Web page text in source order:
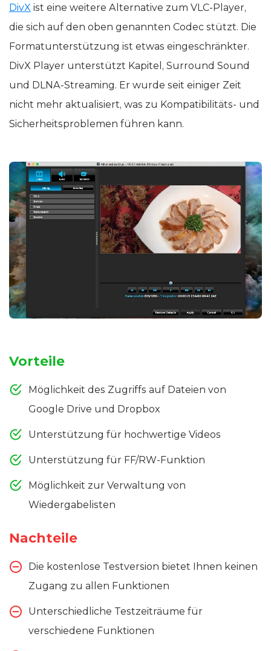
DivX ist eine weitere Alternative zum VLC-Player,
die sich auf den oben genannten Codec stützt. Die
Formatunterstützung ist etwas eingeschränkter.
DivX Player unterstützt Kapitel, Surround Sound
und DLNA-Streaming. Er wurde seit einiger Zeit
nicht mehr aktualisiert, was zu Kompatibilitäts- und
Sicherheitsproblemen führen kann.
Vorteile
Möglichkeit des Zugriffs auf Dateien von
Google Drive und Dropbox
Unterstützung für hochwertige Videos
Unterstützung für FF/RW-Funktion
Möglichkeit zur Verwaltung von
Wiedergabelisten
Nachteile
Die kostenlose Testversion bietet Ihnen keinen
Zugang zu allen Funktionen
Unterschiedliche Testzeiträume für
verschiedene Funktionen